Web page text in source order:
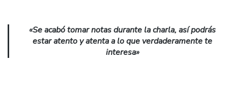
«Se acabó tomar notas durante la charla, así podrás
estar atento y atenta a lo que verdaderamente te
interesa»